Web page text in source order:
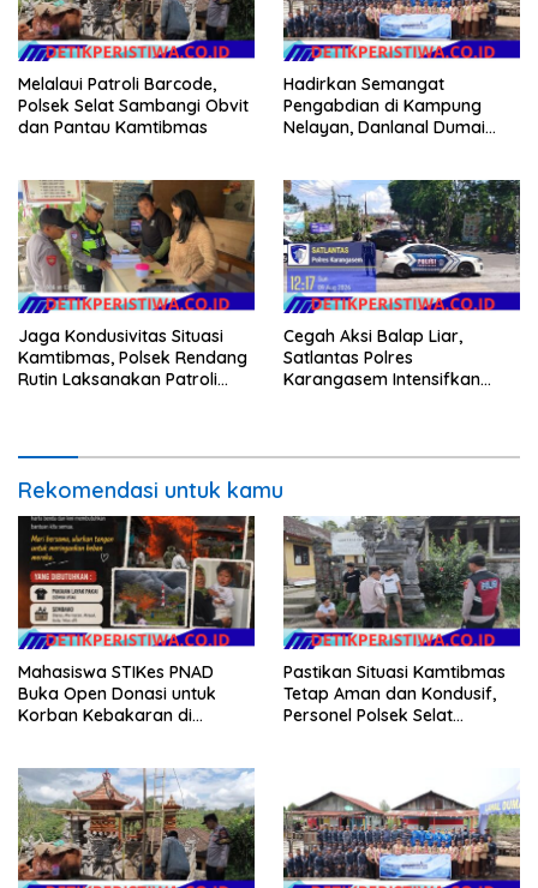
Melalaui Patroli Barcode,
Polsek Selat Sambangi Obvit
dan Pantau Kamtibmas
Hadirkan Semangat
Pengabdian di Kampung
Nelayan, Danlanal Dumai
Jaga Kondusivitas Situasi
Kamtibmas, Polsek Rendang
Rutin Laksanakan Patroli
Cegah Aksi Balap Liar,
Satlantas Polres
Karangasem Intensifkan
Rekomendasi untuk kamu
Mahasiswa STIKes PNAD
Buka Open Donasi untuk
Korban Kebakaran di
Pastikan Situasi Kamtibmas
Tetap Aman dan Kondusif,
Personel Polsek Selat